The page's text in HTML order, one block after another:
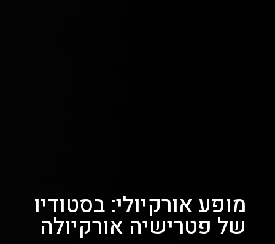
מופע אורקיולי: בסטודיו
של פטרישיה אורקיולה